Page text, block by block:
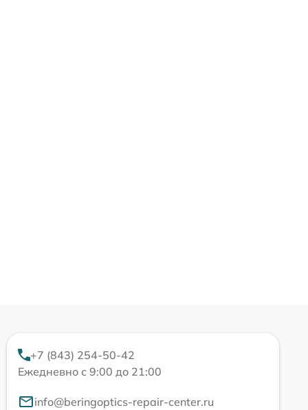
+7 (843) 254-50-42
Ежедневно с 9:00 до 21:00
info@beringoptics-repair-center.ru